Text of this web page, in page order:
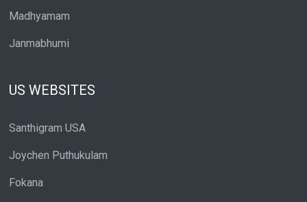
Madhyamam
Janmabhumi
US WEBSITES
Santhigram USA
Joychen Puthukulam
Fokana